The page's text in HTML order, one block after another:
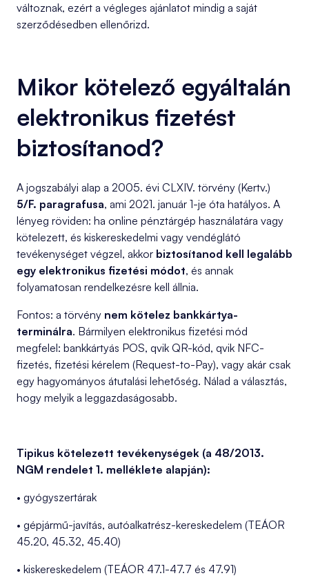
változnak, ezért a végleges ajánlatot mindig a saját
szerződésedben ellenőrizd.
Mikor kötelező egyáltalán
elektronikus fizetést
biztosítanod?
A jogszabályi alap a 2005. évi CLXIV. törvény (Kertv.)
5/F. paragrafusa, ami 2021. január 1-je óta hatályos. A
lényeg röviden: ha online pénztárgép használatára vagy
kötelezett, és kiskereskedelmi vagy vendéglátó
tevékenységet végzel, akkor biztosítanod kell legalább
egy elektronikus fizetési módot, és annak
folyamatosan rendelkezésre kell állnia.
Fontos: a törvény nem kötelez bankkártya-
terminálra. Bármilyen elektronikus fizetési mód
megfelel: bankkártyás POS, qvik QR-kód, qvik NFC-
fizetés, fizetési kérelem (Request-to-Pay), vagy akár csak
egy hagyományos átutalási lehetőség. Nálad a választás,
hogy melyik a leggazdaságosabb.
Tipikus kötelezett tevékenységek (a 48/2013.
NGM rendelet 1. melléklete alapján):
• gyógyszertárak
• gépjármű-javítás, autóalkatrész-kereskedelem (TEÁOR
45.20, 45.32, 45.40)
• kiskereskedelem (TEÁOR 47.1-47.7 és 47.91)